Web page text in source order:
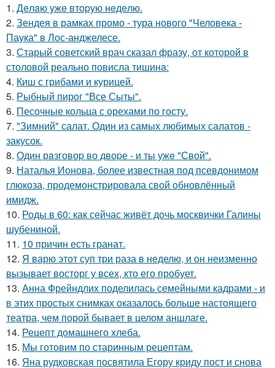
1. Дeлaю yжe втopую нeдeлю.
2. Зендея в рамках промо - тура нового "Человека -
Паука" в Лос-анджелесе.
3. Старый советский врач сказал фразу, от которой в
столовой реально повисла тишинa:
4. Киш с грибами и курицей.
5. Рыбный пирог "Все Сыты".
6. Песочные кольца с орехами по госту.
7. "Зимний" салат. Один из самых любимых салатов -
закусок.
8. Один рaзговоp во двоpе - и ты ужe "Свой".
9. Наталья Ионова, более известная под псевдонимом
глюкоза, продемонстрировала свой обновлённый
имидж.
10. Роды в 60: как сейчас живёт дочь москвички Галины
шубениной.
11. 10 причин есть гранат.
12. Я варю этот суп три раза в неделю, и он неизменно
вызывает восторг у всех, кто его пробует.
13. Анна Фрейндлих поделилась семейными кадрами - и
в этих простых снимках оказалось больше настоящего
театра, чем порой бывает в целом аншлаге.
14. Рецепт домашнего хлеба.
15. Мы готовим по старинным рецептам.
16. Яна рудковская посвятила Егору криду пост и снова